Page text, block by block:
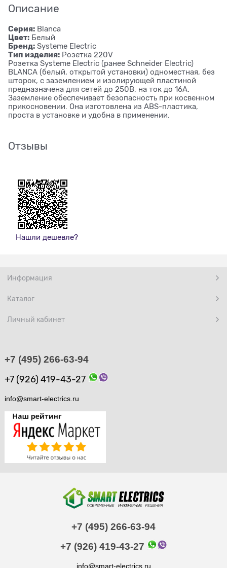
Описание
Серия: Blanca
Цвет: Белый
Бренд: Systeme Electric
Тип изделия: Розетка 220V
Розетка Systeme Electric (ранее Schneider Electric)
BLANCA (белый, открытой установки) одноместная, без
шторок, с заземлением и изолирующей пластиной
предназначена для сетей до 250В, на ток до 16А.
Заземление обеспечивает безопасность при косвенном
прикосновении. Она изготовлена из ABS-пластика,
проста в установке и удобна в применении.
Отзывы
Нашли дешевле?
Информация
Каталог
Личный кабинет
+7 (495) 266-63-94
+7 (926) 419-43-27
info@smart-electrics.ru
+7 (495) 266-63-94
+7 (926) 419-43-27
info@smart-electrics.ru